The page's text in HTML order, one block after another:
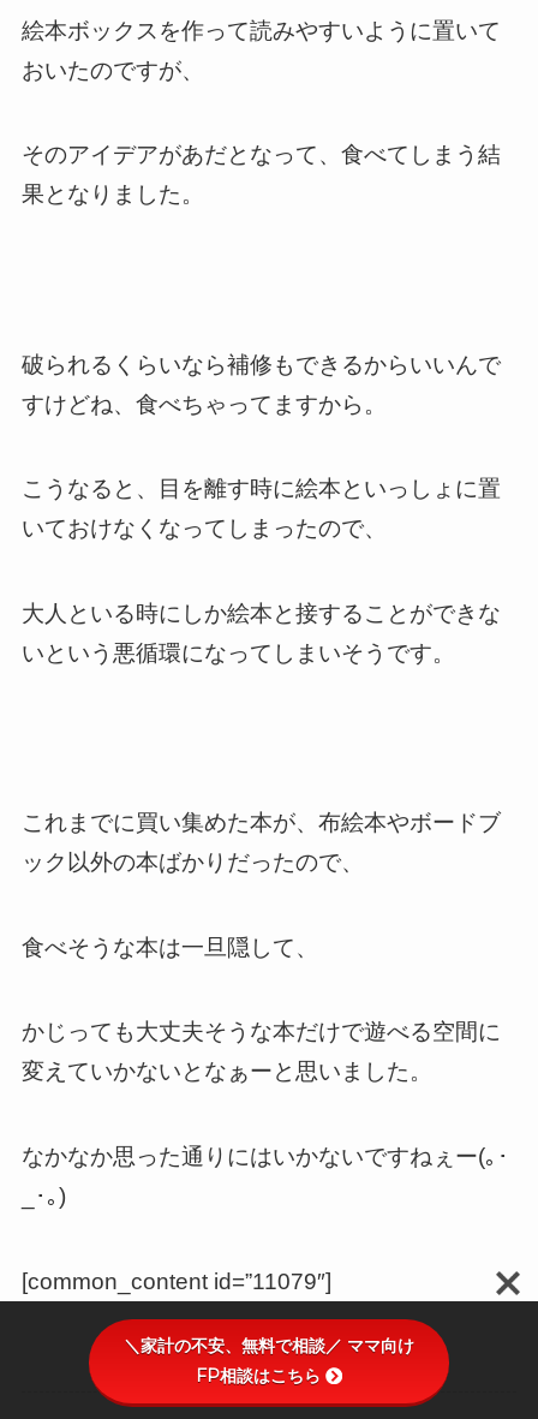
絵本ボックスを作って読みやすいように置いて
おいたのですが、
そのアイデアがあだとなって、食べてしまう結
果となりました。
破られるくらいなら補修もできるからいいんで
すけどね、食べちゃってますから。
こうなると、目を離す時に絵本といっしょに置
いておけなくなってしまったので、
大人といる時にしか絵本と接することができな
いという悪循環になってしまいそうです。
これまでに買い集めた本が、布絵本やボードブ
ック以外の本ばかりだったので、
食べそうな本は一旦隠して、
かじっても大丈夫そうな本だけで遊べる空間に
変えていかないとなぁーと思いました。
なかなか思った通りにはいかないですねぇー(｡･
_･｡)
[common_content id=”11079″]
＼家計の不安、無料で相談／ ママ向け
FP相談はこちら